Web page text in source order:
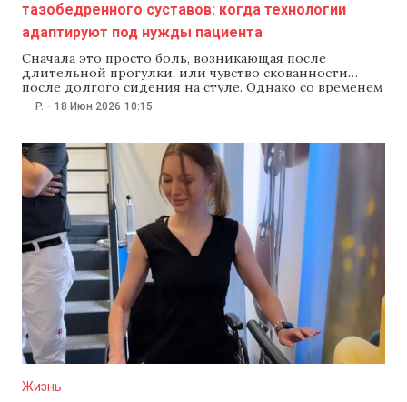
тазобедренного суставов: когда технологии
адаптируют под нужды пациента
Сначала это просто боль, возникающая после
длительной прогулки, или чувство скованности
после долгого сидения на стуле. Однако со временем
ходить становится все труднее, не говоря уже о
страдающих от остеоартроза, ограничена из-за этой
боли. Когда консервативные методы лечения
P. - 18 Июн 2026 10:15
Жизнь